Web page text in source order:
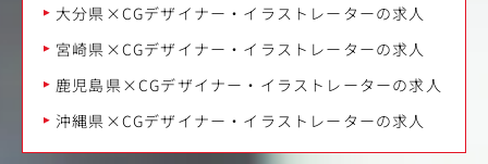
大分県×CGデザイナー・イラストレーターの求人
宮崎県×CGデザイナー・イラストレーターの求人
鹿児島県×CGデザイナー・イラストレーターの求人
沖縄県×CGデザイナー・イラストレーターの求人